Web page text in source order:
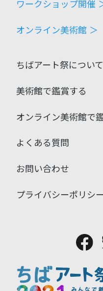
ワークショップ開催
オンライン美術館 ＞
ちばアート祭について
美術館で鑑賞する
オンライン美術館で
よくある質問
お問い合わせ
プライバシーポリシー